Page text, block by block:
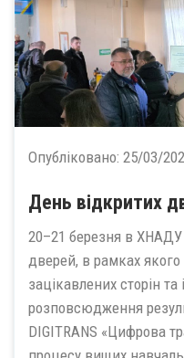
Опубліковано: 25/03/
День відкритих
20–21 березня в
дверей, в рамках
зацікавлених сторін
розповсюдження
DIGITRANS «Цифрова